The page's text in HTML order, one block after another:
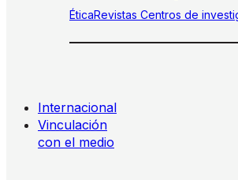
ÉticaRevistas Centros de
Internacional
Vinculación
con el medio